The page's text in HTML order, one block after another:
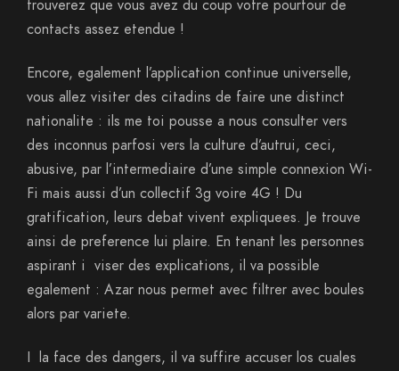
trouverez que vous avez du coup votre pourtour de
contacts assez etendue !
Encore, egalement l’application continue universelle,
vous allez visiter des citadins de faire une distinct
nationalite : ils me toi pousse a nous consulter vers
des inconnus parfosi vers la culture d’autrui, ceci,
abusive, par l’intermediaire d’une simple connexion Wi-
Fi mais aussi d’un collectif 3g voire 4G ! Du
gratification, leurs debat vivent expliquees. Je trouve
ainsi de preference lui plaire. En tenant les personnes
aspirant i viser des explications, il va possible
egalement : Azar nous permet avec filtrer avec boules
alors par variete.
I la face des dangers, il va suffire accuser los cuales